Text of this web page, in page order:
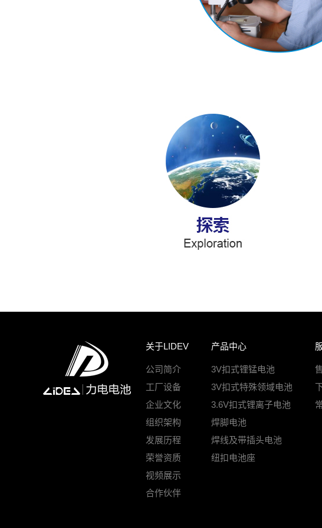
关于LIDEV
公司简介
工厂设备
企业文化
组织架构
发展历程
荣誉资质
视频展示
合作伙伴
产品中心
3V扣式锂锰电池
3V扣式特殊领域电池
3.6V扣式锂离子电池
焊脚电池
焊线及带插头电池
纽扣电池座